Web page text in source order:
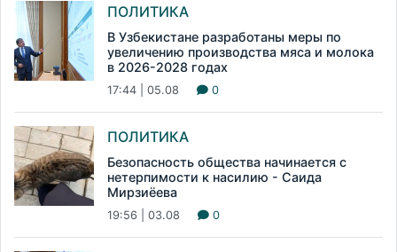
ПОЛИТИКА
В Узбекистане разработаны меры по
увеличению производства мяса и молока
в 2026-2028 годах
17:44 | 05.08 0
ПОЛИТИКА
Безопасность общества начинается с
нетерпимости к насилию - Саида
Мирзиёева
19:56 | 03.08 0